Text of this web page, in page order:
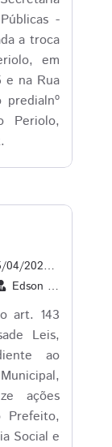
-
a troca
em
e na Rua
Periolo,
04/2022
Edson Souza
art. 143
Leis,
ao
ações
Prefeito,
Social e